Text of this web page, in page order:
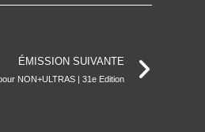
ÉMISSION SUIVANTE
NON+ULTRAS | 31e Edition